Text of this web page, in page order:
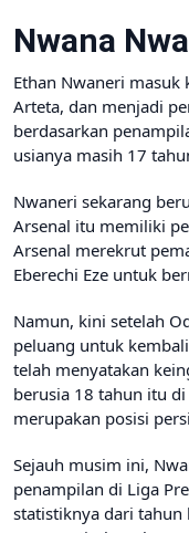
Nwana
Ethan Nwaneri
Arteta, dan menjadi
berdasarkan
usianya masih 17
Nwaneri sekarang
Arsenal itu memiliki
Arsenal merekrut
Eberechi Eze untuk
Namun, kini setelah
peluang untuk
telah menyatakan
berusia 18 tahun itu
merupakan posisi
Sejauh musim ini,
penampilan di Liga
statistiknya dari tahun